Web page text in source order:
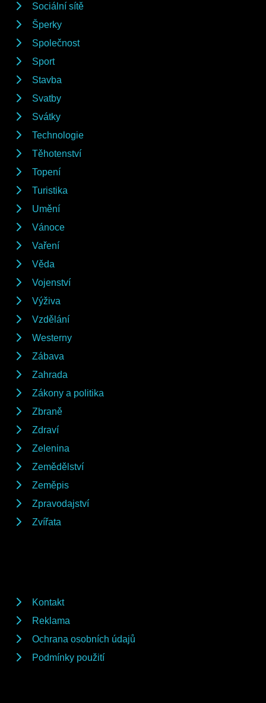
Sociální sítě
Šperky
Společnost
Sport
Stavba
Svatby
Svátky
Technologie
Těhotenství
Topení
Turistika
Umění
Vánoce
Vaření
Věda
Vojenství
Výživa
Vzdělání
Westerny
Zábava
Zahrada
Zákony a politika
Zbraně
Zdraví
Zelenina
Zemědělství
Zeměpis
Zpravodajství
Zvířata
Kontakt
Reklama
Ochrana osobních údajů
Podmínky použití